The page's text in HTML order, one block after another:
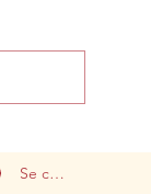
Se connecter